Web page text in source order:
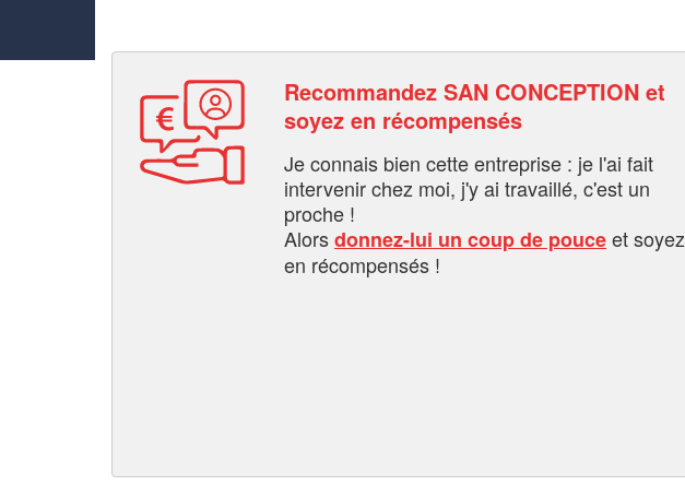
Recommandez SAN CONCEPTION et
soyez en récompensés
Je connais bien cette entreprise : je l'ai fait
intervenir chez moi, j'y ai travaillé, c'est un
proche !
Alorsdonnez-lui un coup de pouceet soyez
en récompensés !